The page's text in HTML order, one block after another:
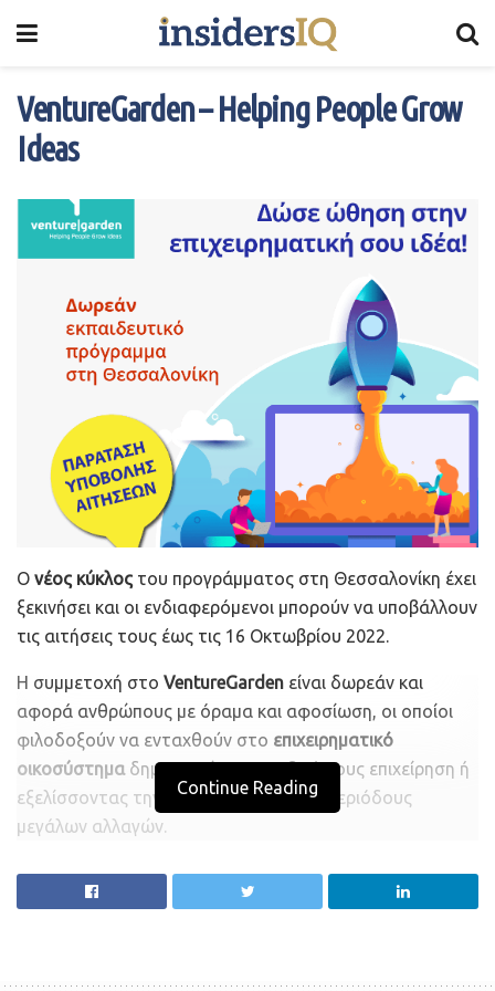
VentureGarden – Helping People Grow
Ideas
Ο νέος κύκλος του προγράμματος στη Θεσσαλονίκη έχει
ξεκινήσει και οι ενδιαφερόμενοι μπορούν να υποβάλλουν
τις αιτήσεις τους έως τις 16 Οκτωβρίου 2022.
Η συμμετοχή στο VentureGarden είναι δωρεάν και
αφορά ανθρώπους με όραμα και αφοσίωση, οι οποίοι
φιλοδοξούν να ενταχθούν στο επιχειρηματικό
οικοσύστημαδημιουργώντας τη δική τους επιχείρηση ή
εξελίσσοντας την ήδη υπάρχουσα, σε περιόδους
μεγάλων αλλαγών.
Ο αριθμός των θέσεων είναι περιορισμένος και θα
ακολουθήσει διαδικασία αξιολόγησης για την επιλογή
Continue Reading